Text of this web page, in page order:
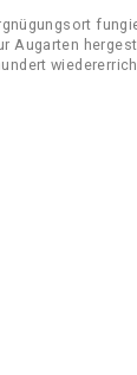
Augarten